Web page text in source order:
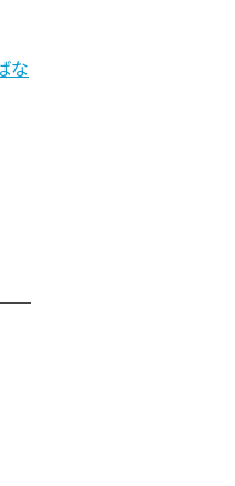
な